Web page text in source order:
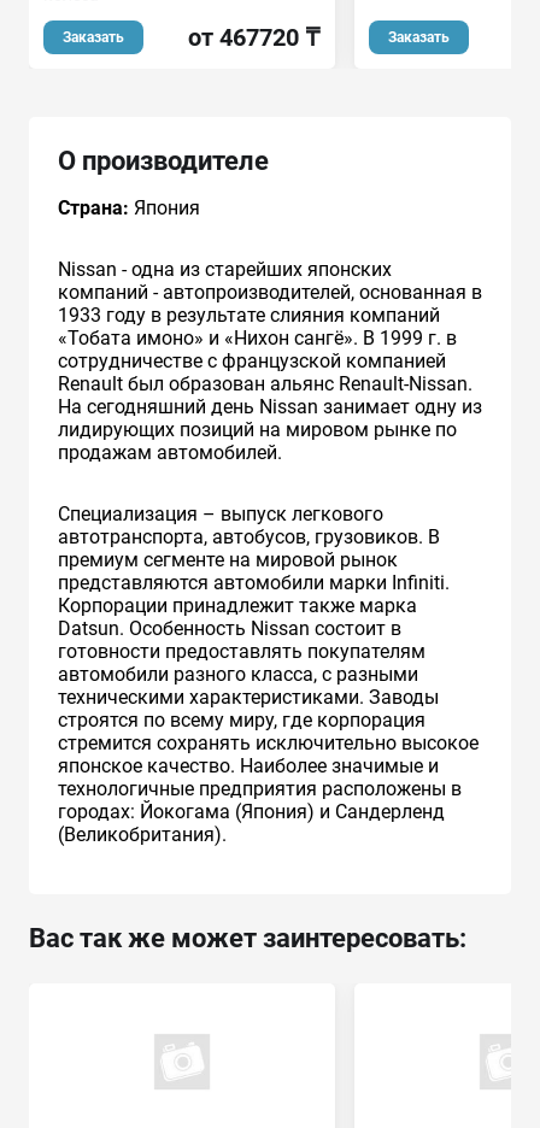
Заказать от 467720 ₸ Заказать
О производителе
Страна: Япония
Nissan - одна из старейших японских
компаний - автопроизводителей, основанная в
1933 году в результате слияния компаний
«Тобата имоно» и «Нихон сангё». В 1999 г. в
сотрудничестве с французcкой компанией
Renault был образован альянс Renault-Nissan.
На сегодняшний день Nissan занимает одну из
лидирующих позиций на мировом рынке по
продажам автомобилей.
Специализация – выпуск легкового
автотранспорта, автобусов, грузовиков. В
премиум сегменте на мировой рынок
представляются автомобили марки Infiniti.
Корпорации принадлежит также марка
Datsun. Особенность Nissan состоит в
готовности предоставлять покупателям
автомобили разного класса, с разными
техническими характеристиками. Заводы
строятся по всему миру, где корпорация
стремится сохранять исключительно высокое
японское качество. Наиболее значимые и
технологичные предприятия расположены в
городах: Йокогама (Япония) и Сандерленд
(Великобритания).
Вас так же может заинтересовать: